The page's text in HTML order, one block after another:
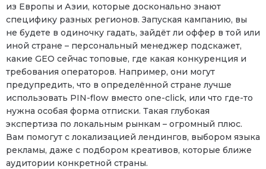
из Европы и Азии, которые досконально знают
специфику разных регионов. Запуская кампанию, вы
не будете в одиночку гадать, зайдёт ли оффер в той или
иной стране – персональный менеджер подскажет,
какие GEO сейчас топовые, где какая конкуренция и
требования операторов. Например, они могут
предупредить, что в определённой стране лучше
использовать PIN-flow вместо one-click, или что где-то
нужна особая форма отписки. Такая глубокая
экспертиза по локальным рынкам – огромный плюс.
Вам помогут с локализацией лендингов, выбором языка
рекламы, даже с подбором креативов, которые ближе
аудитории конкретной страны.